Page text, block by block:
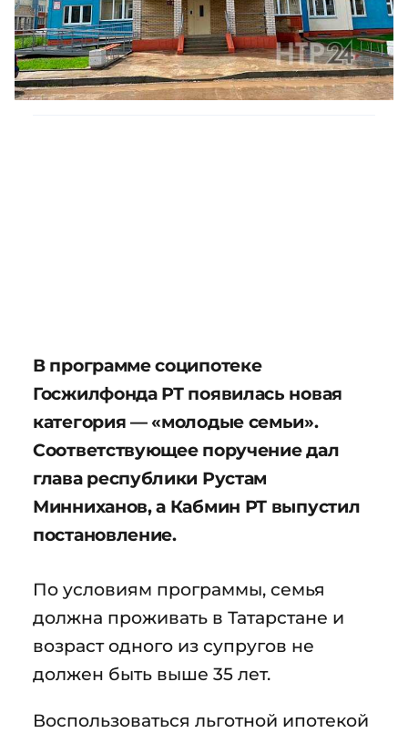
В программе соципотеке
Госжилфонда РТ появилась новая
категория — «молодые семьи».
Соответствующее поручение дал
глава республики Рустам
Минниханов, а Кабмин РТ выпустил
постановление.
По условиям программы, семья
должна проживать в Татарстане и
возраст одного из супругов не
должен быть выше 35 лет.
Воспользоваться льготной ипотекой